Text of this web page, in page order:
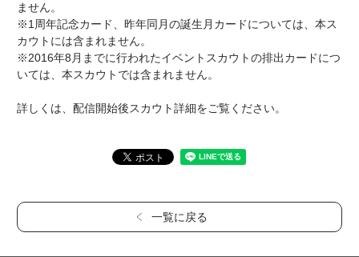
ません。
※1周年記念カード、昨年同月の誕生月カードについては、本ス
カウトには含まれません。
※2016年8月までに行われたイベントスカウトの排出カードにつ
いては、本スカウトでは含まれません。
詳しくは、配信開始後スカウト詳細をご覧ください。
一覧に戻る